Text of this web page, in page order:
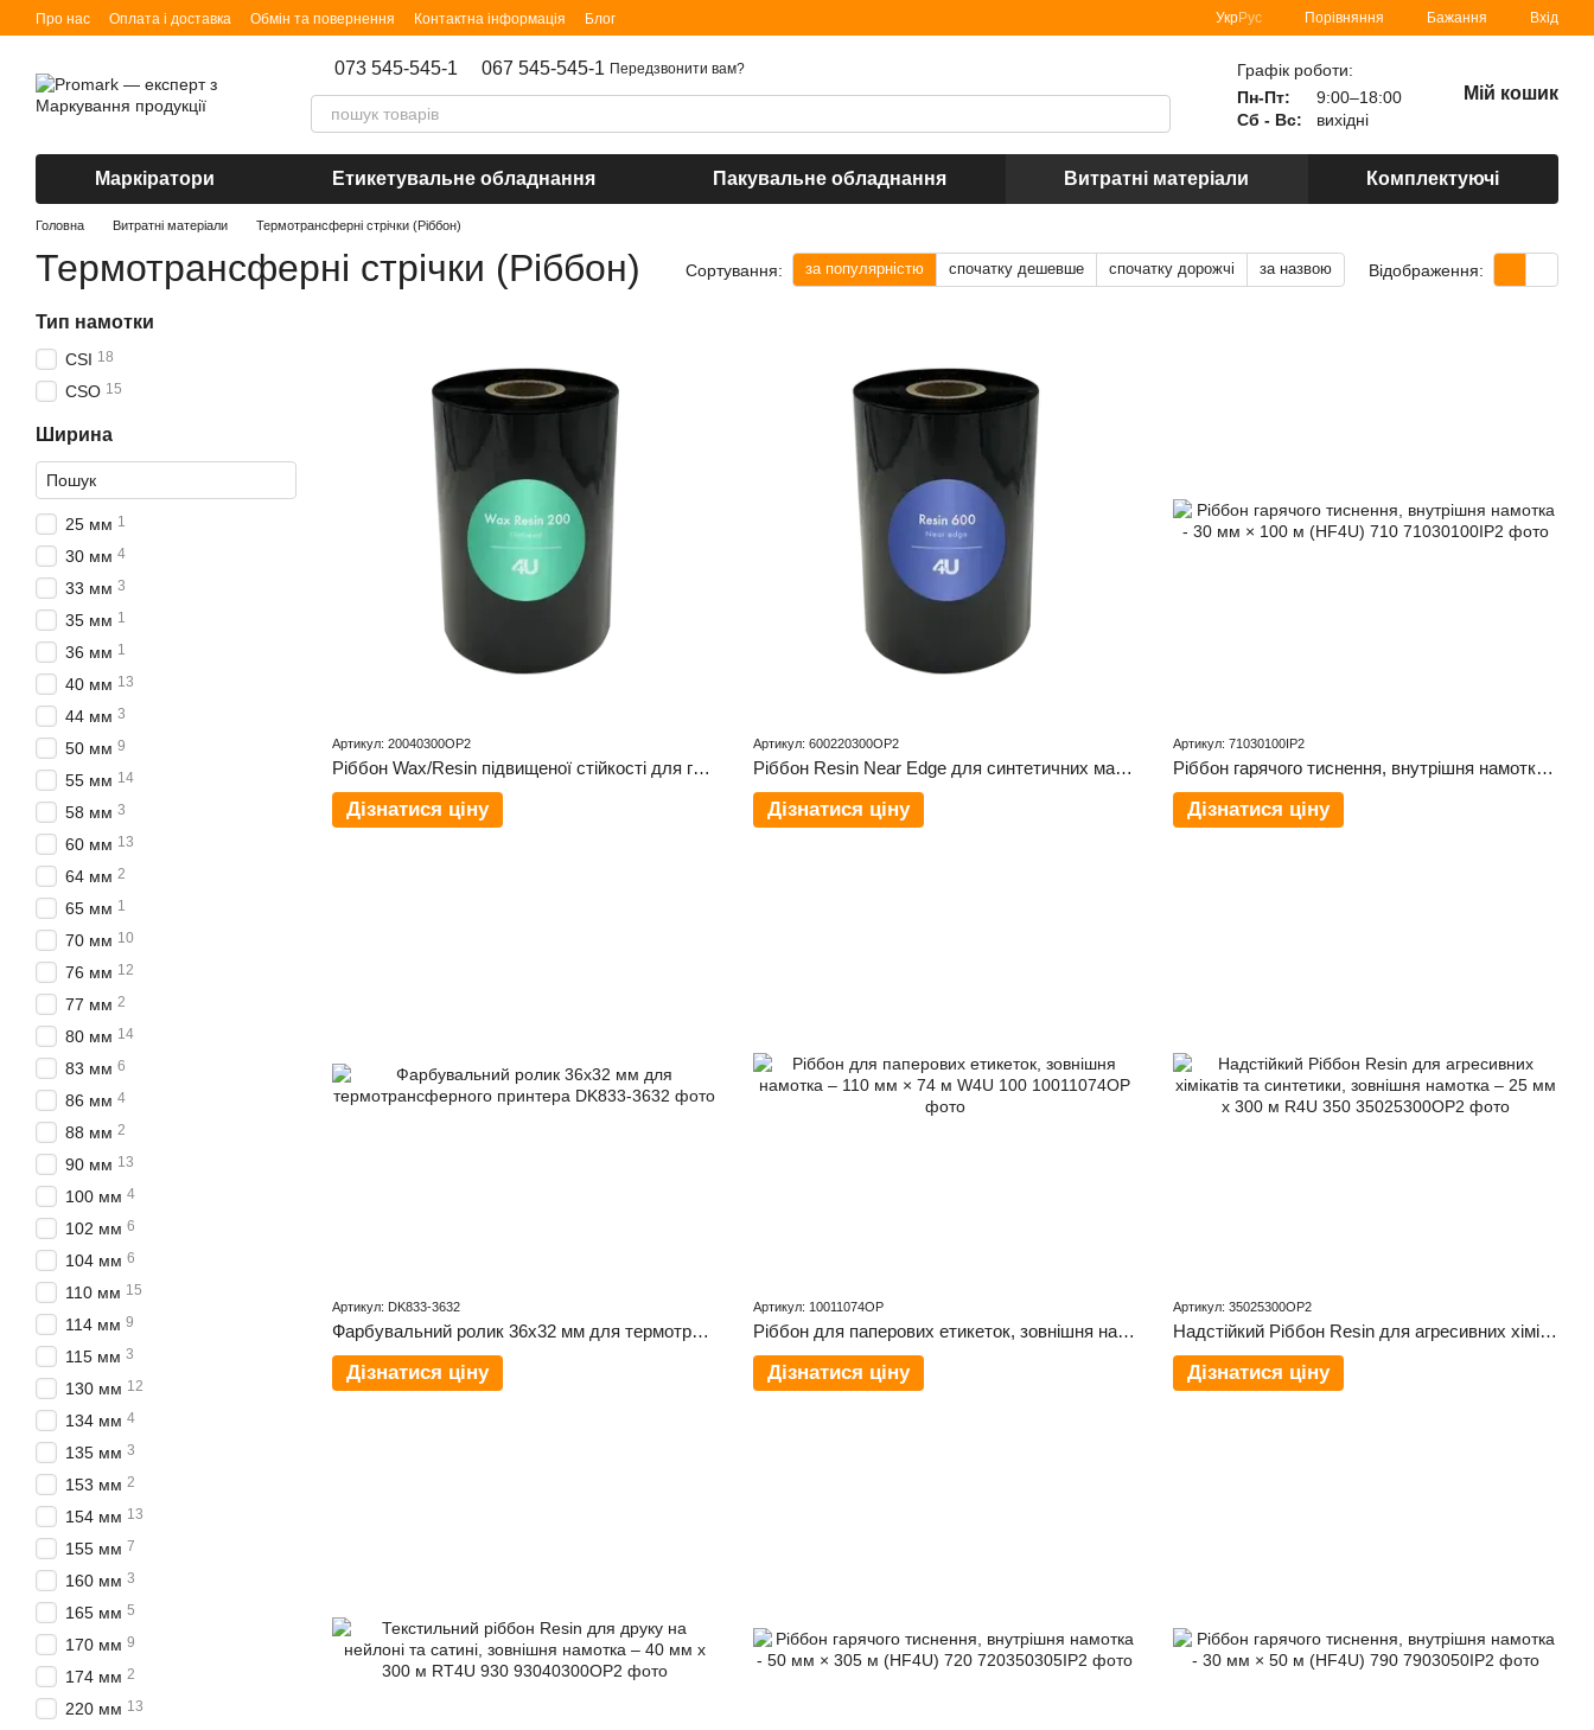
Перейти до основного контенту
Про нас Оплата і доставка Обмін та повернення Контактна інформація Блог УкрРус Порівняння Бажання Вхід
073 545-545-1 067 545-545-1 Передзвонити вам?
Графік роботи:
Пн-Пт:
9:00–18:00
Сб - Вс:
вихідні
Мій кошик
Маркіратори Етикетувальне обладнання Пакувальне обладнання Витратні матеріали Комплектуючі
Головна Витратні матеріали Термотрансферні стрічки (Ріббон)
Термотрансферні стрічки (Ріббон) Сортування: за популярністю спочатку дешевше спочатку дорожчі за назвою Відображення:
Артикул: 20040300OP2
Ріббон Wax/Resin підвищеної стійкості для глянцевих та матових поверхонь, зовнішня намотка – 40 мм × 300 м W4U 200
Дізнатися ціну
Артикул: 600220300OP2
Ріббон Resin Near Edge для синтетичних матеріалів (PET, PP, PVC), зовнішня намотка – 220 мм x 300 м R4U 600 NE
Дізнатися ціну
Артикул: 71030100IP2
Ріббон гарячого тиснення, внутрішня намотка - 30 мм × 100 м (HF4U) 710
Дізнатися ціну
Артикул: DK833-3632
Фарбувальний ролик 36x32 мм для термотрансферного принтера
Дізнатися ціну
Артикул: 10011074OP
Ріббон для паперових етикеток, зовнішня намотка – 110 мм × 74 м W4U 100
Дізнатися ціну
Артикул: 35025300OP2
Надстійкий Ріббон Resin для агресивних хімікатів та синтетики, зовнішня намотка – 25 мм x 300 м R4U 350
Дізнатися ціну
Тип намотки
CSI 18
CSO 15
Ширина
25 мм 1
30 мм 4
33 мм 3
35 мм 1
36 мм 1
40 мм 13
44 мм 3
50 мм 9
55 мм 14
58 мм 3
60 мм 13
64 мм 2
65 мм 1
70 мм 10
76 мм 12
77 мм 2
80 мм 14
83 мм 6
86 мм 4
88 мм 2
90 мм 13
100 мм 4
102 мм 6
104 мм 6
110 мм 15
114 мм 9
115 мм 3
130 мм 12
134 мм 4
135 мм 3
153 мм 2
154 мм 13
155 мм 7
160 мм 3
165 мм 5
170 мм 9
174 мм 2
220 мм 13